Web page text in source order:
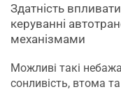
Здатність
керуванні
механізмами
Можливі такі
сонливість, втома